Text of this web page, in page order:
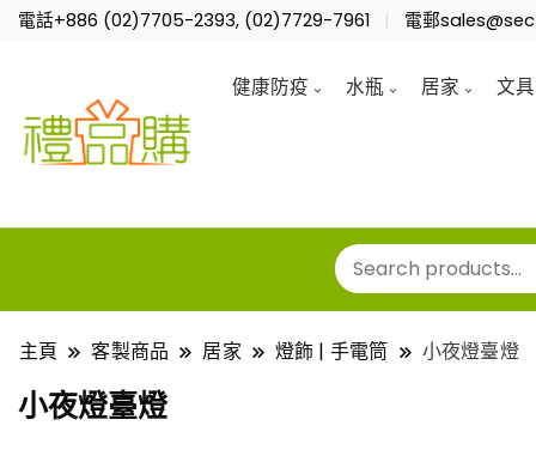
電話+886 (02)7705-2393, (02)7729-7961 電郵
健康防疫 水瓶 居家 文具
主頁 客製商品 居家 燈飾 | 手電筒 小夜燈臺燈
小夜燈臺燈